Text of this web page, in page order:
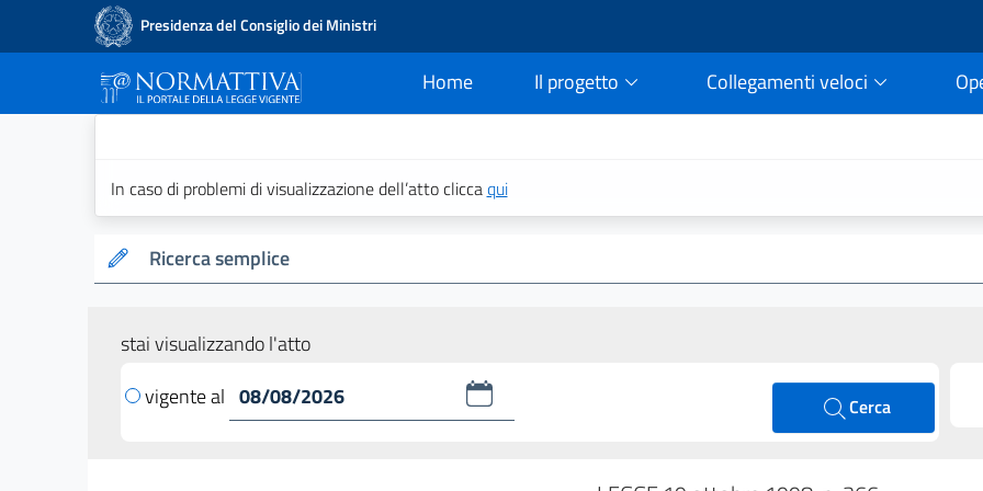
Presidenza del Consiglio dei Ministri
Home
current Il progetto Collegamenti veloci
In caso di problemi di visualizzazione dell’atto cliccaqui
Ricerca semplice
stai visualizzando l'atto
vigente al
Cerca